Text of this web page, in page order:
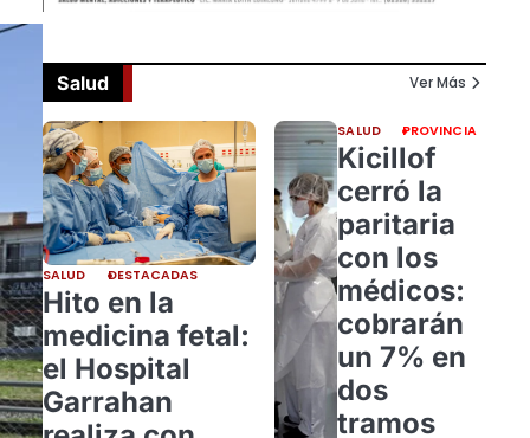
Salud Ver Más
SALUD DESTACADAS
Hito en la
medicina fetal:
el Hospital
Garrahan
SALUD PROVINCIA
Kicillof
cerró la
paritaria
con los
médicos:
cobrarán
un 7% en
dos
tramos